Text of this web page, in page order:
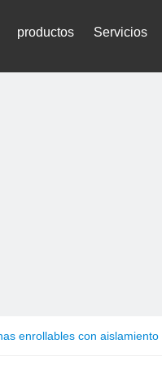
productos Servicios
enrollables con